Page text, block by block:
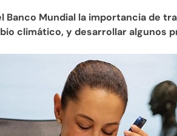
Banco Mundial la importancia de
climático, y desarrollar algunos